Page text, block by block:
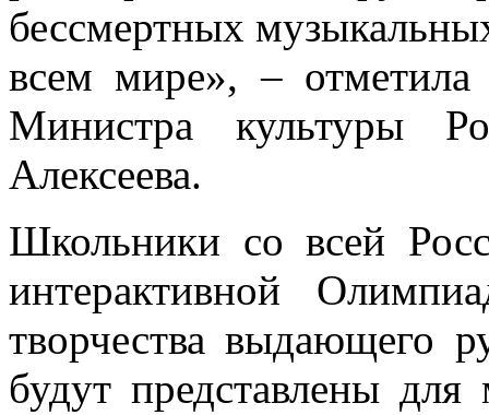
бессмертных
всем мире», – отметила
Министра культуры
Алексеева.
Школьники со всей
интерактивной
творчества выдающего
будут представлены